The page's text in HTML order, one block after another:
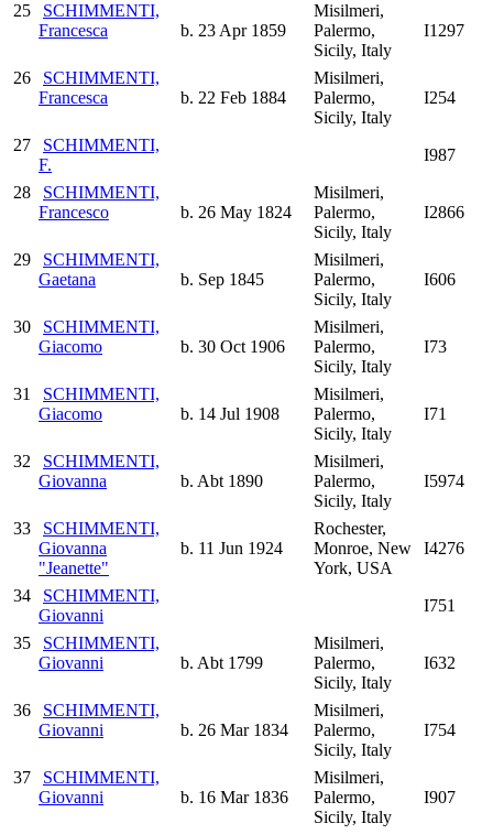
25
SCHIMMENTI,
Francesca
b. 23 Apr 1859
Misilmeri,
Palermo,
Sicily, Italy
I1297
26
SCHIMMENTI,
Francesca
b. 22 Feb 1884
Misilmeri,
Palermo,
Sicily, Italy
I254
27
SCHIMMENTI,
F.
I987
28
SCHIMMENTI,
Francesco
b. 26 May 1824
Misilmeri,
Palermo,
Sicily, Italy
I2866
29
SCHIMMENTI,
Gaetana
b. Sep 1845
Misilmeri,
Palermo,
Sicily, Italy
I606
30
SCHIMMENTI,
Giacomo
b. 30 Oct 1906
Misilmeri,
Palermo,
Sicily, Italy
I73
31
SCHIMMENTI,
Giacomo
b. 14 Jul 1908
Misilmeri,
Palermo,
Sicily, Italy
I71
32
SCHIMMENTI,
Giovanna
b. Abt 1890
Misilmeri,
Palermo,
Sicily, Italy
I5974
33
SCHIMMENTI,
Giovanna
"Jeanette"
b. 11 Jun 1924
Rochester,
Monroe, New
York, USA
I4276
34
SCHIMMENTI,
Giovanni
I751
35
SCHIMMENTI,
Giovanni
b. Abt 1799
Misilmeri,
Palermo,
Sicily, Italy
I632
36
SCHIMMENTI,
Giovanni
b. 26 Mar 1834
Misilmeri,
Palermo,
Sicily, Italy
I754
37
SCHIMMENTI,
Giovanni
b. 16 Mar 1836
Misilmeri,
Palermo,
Sicily, Italy
I907